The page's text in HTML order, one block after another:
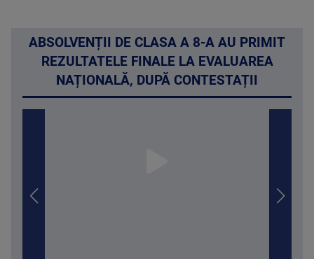
ABSOLVENȚII DE CLASA A 8-A AU PRIMIT
REZULTATELE FINALE LA EVALUAREA
NAȚIONALĂ, DUPĂ CONTESTAȚII